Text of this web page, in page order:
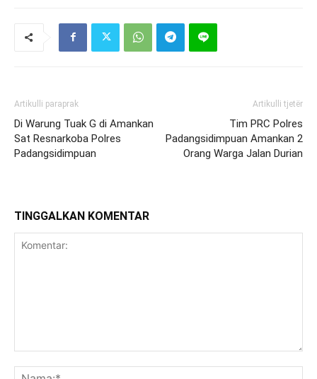
Artikulli paraprak
Di Warung Tuak G di Amankan
Sat Resnarkoba Polres
Padangsidimpuan
Artikulli tjetër
Tim PRC Polres
Padangsidimpuan Amankan 2
Orang Warga Jalan Durian
TINGGALKAN KOMENTAR